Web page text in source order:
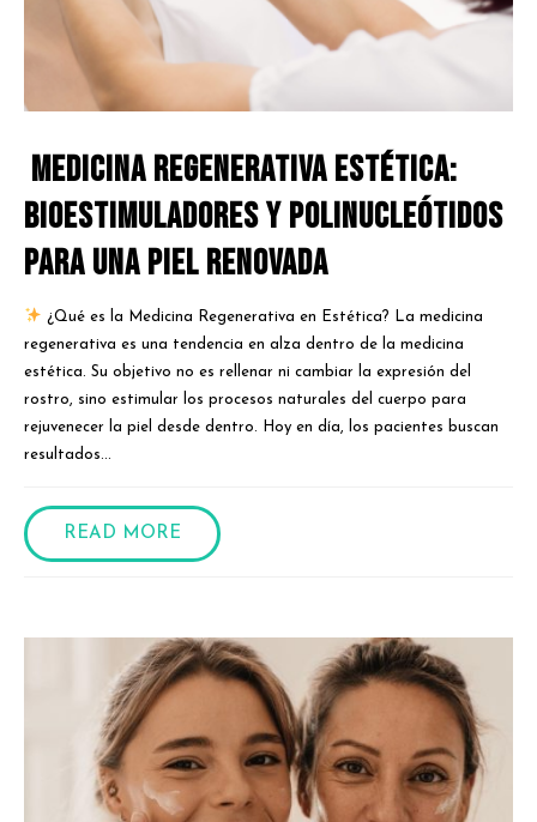
Medicina Regenerativa Estética:
Bioestimuladores y Polinucleótidos
para una Piel Renovada
¿Qué es la Medicina Regenerativa en Estética? La medicina
regenerativa es una tendencia en alza dentro de la medicina
estética. Su objetivo no es rellenar ni cambiar la expresión del
rostro, sino estimular los procesos naturales del cuerpo para
rejuvenecer la piel desde dentro. Hoy en día, los pacientes buscan
resultados...
READ MORE